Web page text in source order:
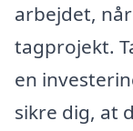
arbejdet,
tagprojekt.
en
sikre dig, at